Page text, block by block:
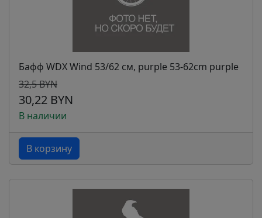
Бафф WDX Wind 53/62 см, purple 53-62cm purple
32,5 BYN
30,22 BYN
В наличии
В корзину